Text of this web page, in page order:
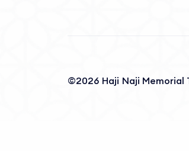
©2026 Haji Naji Memorial